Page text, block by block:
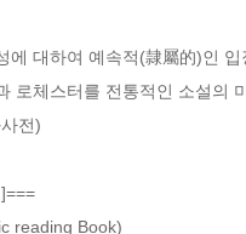
에 대하여 예속적(隷屬的)인
로체스터를 전통적인 소설의
전)
reading Book)